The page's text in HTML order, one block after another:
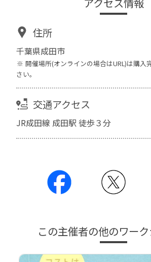
住所
千葉県成田市
開催場所(オンラインの場合はURL)は購入
さい。
交通アクセス
JR成田線 成田駅 徒歩３分
この主催者の他のワー